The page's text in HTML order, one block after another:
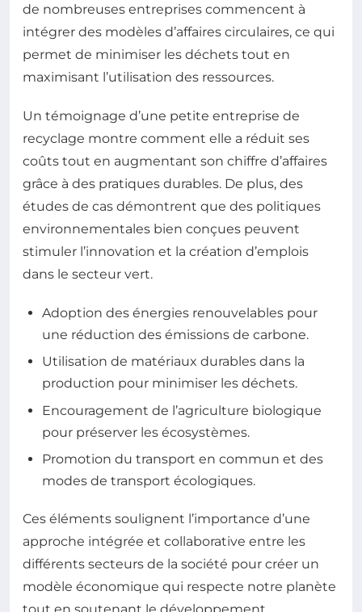
de nombreuses entreprises commencent à
intégrer des modèles d’affaires circulaires, ce qui
permet de minimiser les déchets tout en
maximisant l’utilisation des ressources.
Un témoignage d’une petite entreprise de
recyclage montre comment elle a réduit ses
coûts tout en augmentant son chiffre d’affaires
grâce à des pratiques durables. De plus, des
études de cas démontrent que des politiques
environnementales bien conçues peuvent
stimuler l’innovation et la création d’emplois
dans le secteur vert.
Adoption des énergies renouvelables pour
une réduction des émissions de carbone.
Utilisation de matériaux durables dans la
production pour minimiser les déchets.
Encouragement de l’agriculture biologique
pour préserver les écosystèmes.
Promotion du transport en commun et des
modes de transport écologiques.
Ces éléments soulignent l’importance d’une
approche intégrée et collaborative entre les
différents secteurs de la société pour créer un
modèle économique qui respecte notre planète